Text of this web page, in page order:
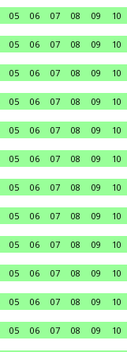
05 06 07 08 09 10
05 06 07 08 09 10
05 06 07 08 09 10
05 06 07 08 09 10
05 06 07 08 09 10
05 06 07 08 09 10
05 06 07 08 09 10
05 06 07 08 09 10
05 06 07 08 09 10
05 06 07 08 09 10
05 06 07 08 09 10
05 06 07 08 09 10